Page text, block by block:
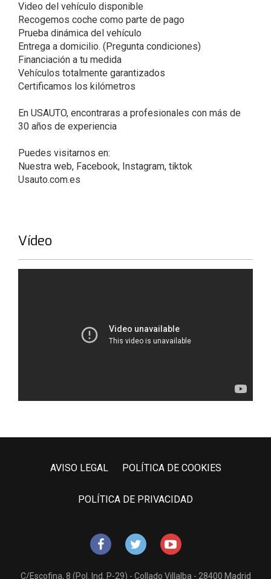
Video del vehículo disponible
Recogemos coche como parte de pago
Prueba dinámica del vehículo
Entrega a domicilio. (Pregunta condiciones)
Financiación a tu medida
Vehículos totalmente garantizados
Certificamos los kilómetros
En USAUTO, encontraras a profesionales con más de
30 años de experiencia
Puedes visitarnos en:
Nuestra web, Facebook, Instagram, tiktok
Usauto.com.es
Vídeo
AVISO LEGAL POLÍTICA DE COOKIES
POLÍTICA DE PRIVACIDAD
C/Escofina, 8 (Pol. Ind. P-29) - Collado Villalba - 28400 Madrid